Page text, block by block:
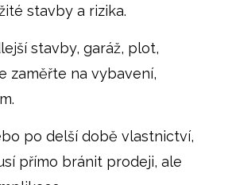
stavby a rizika.
stavby, garáž, plot,
zaměřte na vybavení,
po delší době vlastnictví,
přímo bránit prodeji, ale